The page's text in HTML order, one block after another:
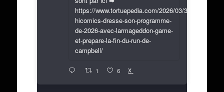
https://www.tortuepedia.com/2026/03/31/exclusif-
hicomics-dresse-son-programme-
de-2026-avec-larmageddon-game-
et-prepare-la-fin-du-run-de-
campbell/
1 6 X